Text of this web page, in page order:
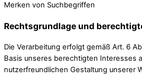
Merken von Suchbegriffen
Rechtsgrundlage und
Die Verarbeitung erfolgt gemäß Art. 6
Basis unseres berechtigten Interesses
nutzerfreundlichen Gestaltung unserer